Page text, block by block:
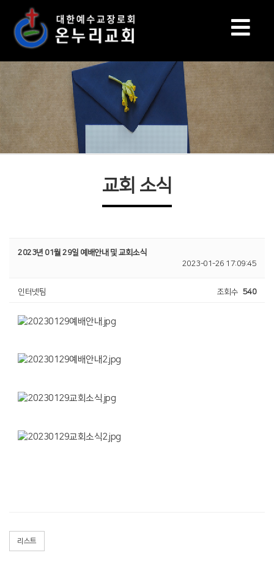
교회 소식
2023년 01월 29일 예배안내 및 교회소식
2023-01-26 17:09:45
인터넷팀 조회수 540
리스트